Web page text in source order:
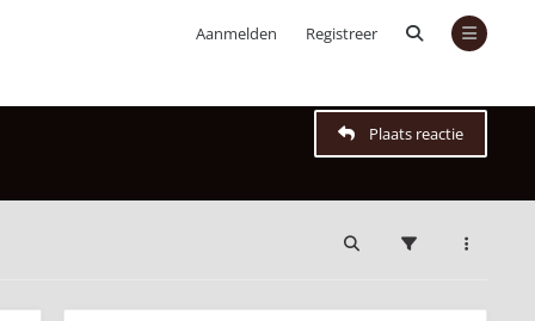
Aanmelden Registreer
Plaats reactie